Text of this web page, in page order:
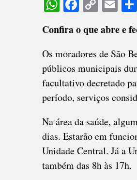
WhatsApp
Facebook
Copy
Confira o que abre e
Os moradores de São
públicos municipais
facultativo decretado
período, serviços
Na área da saúde,
dias. Estarão em
Unidade Central. Já a
também das 8h às 17h.